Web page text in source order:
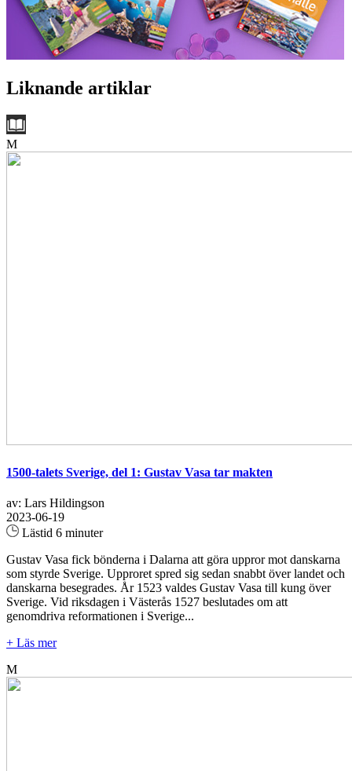
Liknande artiklar
M
1500-talets Sverige, del 1: Gustav Vasa tar makten
av: Lars Hildingson
2023-06-19
Lästid 6 minuter
Gustav Vasa fick bönderna i Dalarna att göra uppror mot danskarna
som styrde Sverige. Upproret spred sig sedan snabbt över landet och
danskarna besegrades. År 1523 valdes Gustav Vasa till kung över
Sverige. Vid riksdagen i Västerås 1527 beslutades om att
genomdriva reformationen i Sverige...
+ Läs mer
M